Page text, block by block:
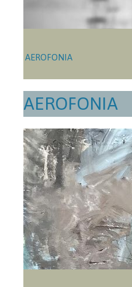
AEROFONIA
AEROFONIA